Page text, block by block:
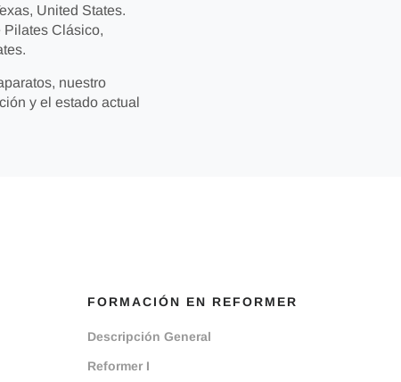
United States.
Pilates Clásico,
nuestro
y el estado actual
FORMACIÓN EN REFORMER
Descripción General
Reformer I